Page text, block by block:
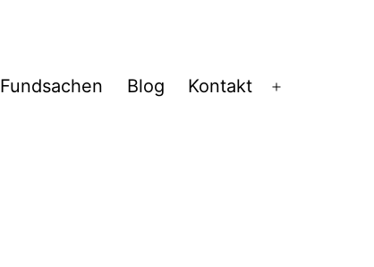
Fundsachen Blog Kontakt